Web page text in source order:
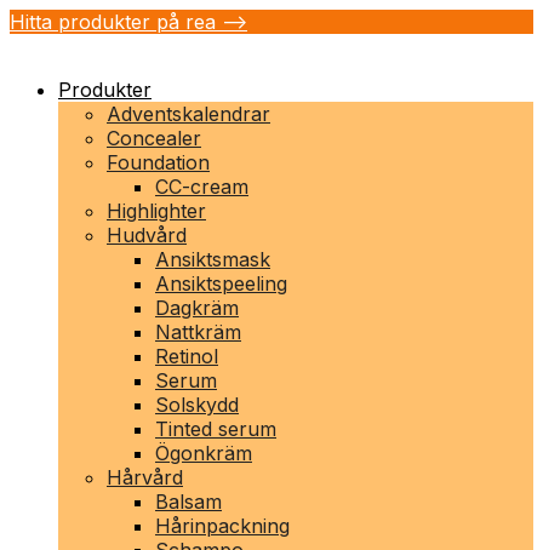
Hitta produkter på rea -->
Produkter
Adventskalendrar
Concealer
Foundation
CC-cream
Highlighter
Hudvård
Ansiktsmask
Ansiktspeeling
Dagkräm
Nattkräm
Retinol
Serum
Solskydd
Tinted serum
Ögonkräm
Hårvård
Balsam
Hårinpackning